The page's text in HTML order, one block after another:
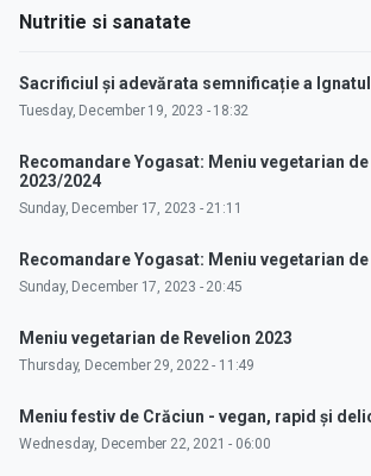
Nutritie si sanatate
Sacrificiul și adevărata semnificație a
Tuesday, December 19, 2023 - 18:32
Recomandare Yogasat: Meniu vegetarian de
2023/2024
Sunday, December 17, 2023 - 21:11
Recomandare Yogasat: Meniu vegetarian
Sunday, December 17, 2023 - 20:45
Meniu vegetarian de Revelion 2023
Thursday, December 29, 2022 - 11:49
Meniu festiv de Crăciun - vegan, rapid și
Wednesday, December 22, 2021 - 06:00